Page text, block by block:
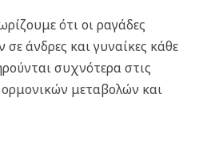
ότι οι ραγάδες
άνδρες και γυναίκες κάθε
συχνότερα στις
μεταβολών και